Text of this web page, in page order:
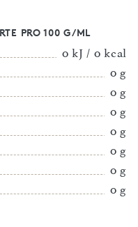
PRO 100 G/ML
0 kJ / 0 kcal
0 g
0 g
0 g
0 g
0 g
0 g
0 g